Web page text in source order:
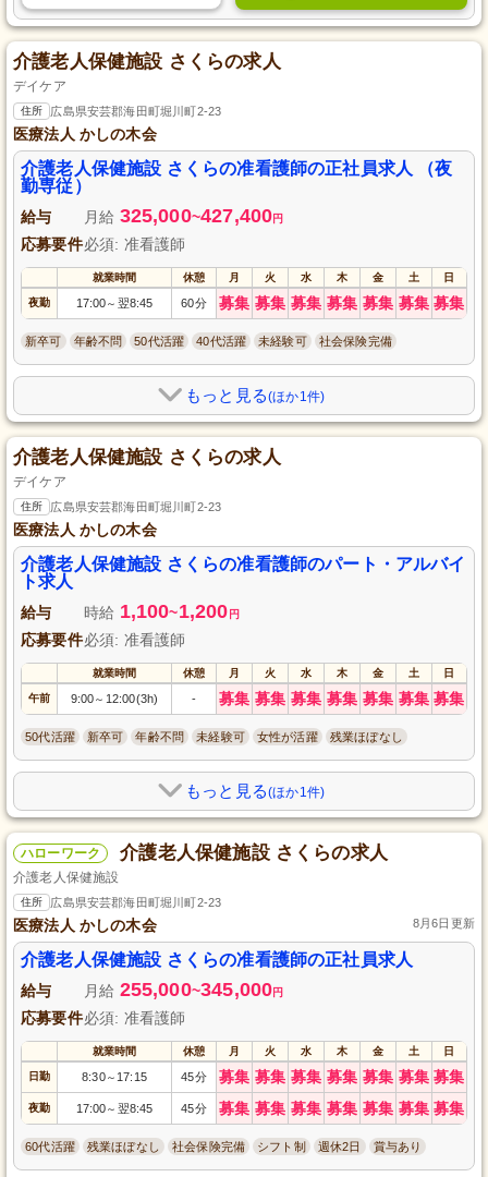
介護老人保健施設 さくらの求人
デイケア
住所 広島県安芸郡海田町堀川町2-23
医療法人 かしの木会
介護老人保健施設 さくらの准看護師の正社員求人 （夜
勤専従）
給与 月給 325,000~427,400円
応募要件必須: 准看護師
就業時間 休憩 月 火 水 木 金 土 日
夜勤 17:00～ 翌8:45 60分 募集 募集 募集 募集 募集 募集 募集
新卒可 年齢不問 50代活躍 40代活躍 未経験可 社会保険完備
もっと見る(ほか1件)
介護老人保健施設 さくらの求人
デイケア
住所 広島県安芸郡海田町堀川町2-23
医療法人 かしの木会
介護老人保健施設 さくらの准看護師のパート・アルバイ
ト求人
給与 時給 1,100~1,200 円
応募要件必須: 准看護師
就業時間 休憩 月 火 水 木 金 土 日
午前 9:00～ 12:00(3h) - 募集 募集 募集 募集 募集 募集 募集
50代活躍 新卒可 年齢不問 未経験可 女性が活躍 残業ほぼなし
もっと見る(ほか1件)
ハローワーク 介護老人保健施設 さくらの求人
介護老人保健施設
住所 広島県安芸郡海田町堀川町2-23
医療法人 かしの木会 8月6日更新
介護老人保健施設 さくらの准看護師の正社員求人
給与 月給 255,000~345,000円
応募要件必須: 准看護師
就業時間 休憩 月 火 水 木 金 土 日
日勤 8:30～ 17:15 45分 募集 募集 募集 募集 募集 募集 募集
夜勤 17:00～ 翌8:45 45分 募集 募集 募集 募集 募集 募集 募集
60代活躍 残業ほぼなし 社会保険完備 シフト制 週休2日 賞与あり